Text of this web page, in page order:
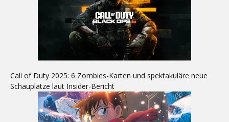
Call of Duty 2025: 6 Zombies-Karten und spektakuläre neue
Schauplätze laut Insider-Bericht